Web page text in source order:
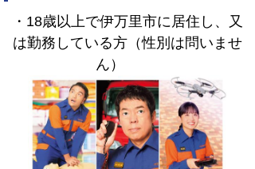
・18歳以上で伊万里市に居住し、又
は勤務し ている方（性別は問いませ
ん）